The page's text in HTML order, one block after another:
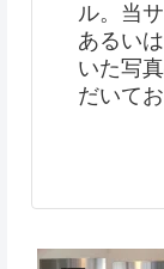
ル。当
あるい
いた写
だいて